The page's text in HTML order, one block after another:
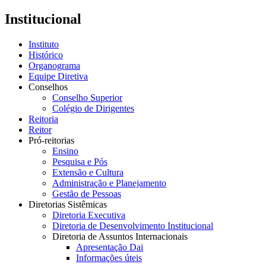
Institucional
Instituto
Histórico
Organograma
Equipe Diretiva
Conselhos
Conselho Superior
Colégio de Dirigentes
Reitoria
Reitor
Pró-reitorias
Ensino
Pesquisa e Pós
Extensão e Cultura
Administração e Planejamento
Gestão de Pessoas
Diretorias Sistêmicas
Diretoria Executiva
Diretoria de Desenvolvimento Institucional
Diretoria de Assuntos Internacionais
Apresentação Dai
Informações úteis